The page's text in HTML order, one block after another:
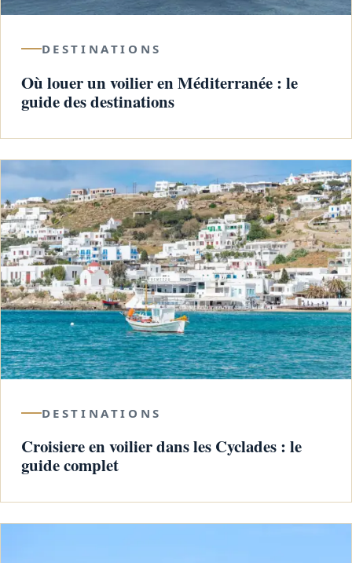
DESTINATIONS
Où louer un voilier en Méditerranée : le
guide des destinations
DESTINATIONS
Croisiere en voilier dans les Cyclades : le
guide complet